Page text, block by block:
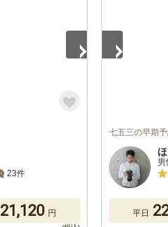
23件
21,120 円
七五三の早期
平日